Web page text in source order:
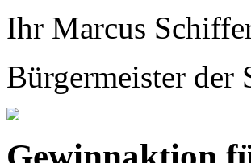
Ihr Marcus
Bürgermeister der